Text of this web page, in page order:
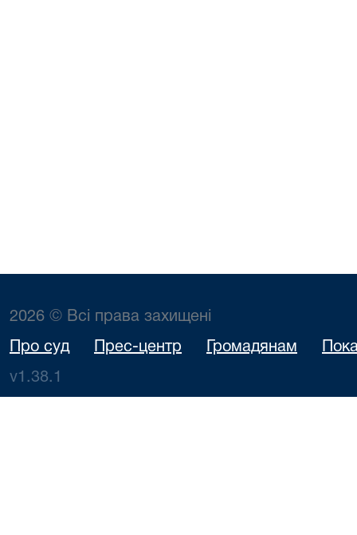
2026 © Всі права захищені
Про суд Прес-центр Громадянам
v1.38.1